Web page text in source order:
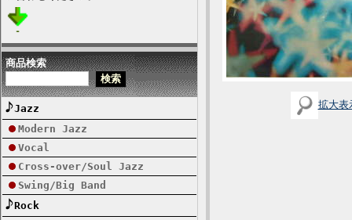
商品検索
Jazz
Modern Jazz
Vocal
Cross-over/Soul Jazz
Swing/Big Band
Rock
拡大表